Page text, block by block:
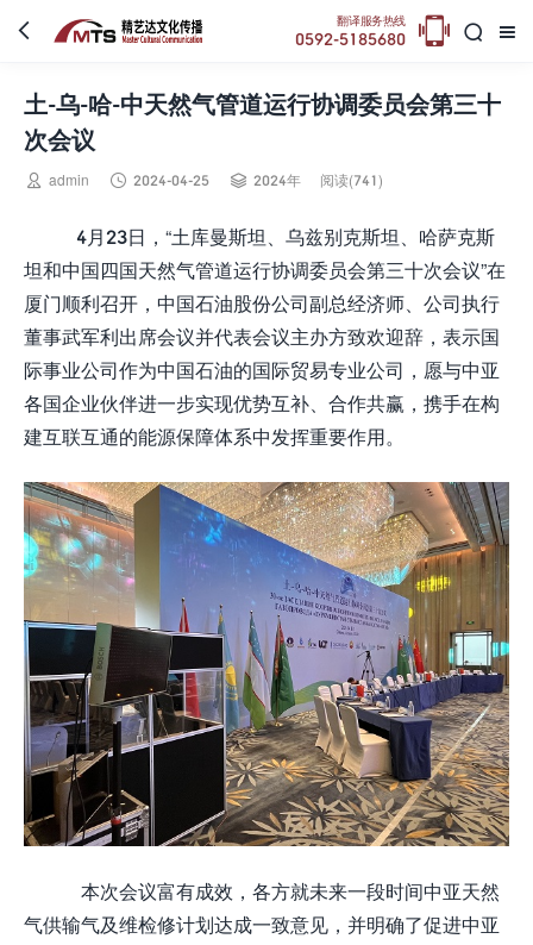
 

翻译服务热线
0592-5185680 
土-乌-哈-中天然气管道运行协调委员会第三十
次会议
 admin  2024-04-25  2024年 阅读(741)
4月23日，“土库曼斯坦、乌兹别克斯坦、哈萨克斯
坦和中国四国天然气管道运行协调委员会第三十次会议”在
厦门顺利召开，中国石油股份公司副总经济师、公司执行
董事武军利出席会议并代表会议主办方致欢迎辞，表示国
际事业公司作为中国石油的国际贸易专业公司，愿与中亚
各国企业伙伴进一步实现优势互补、合作共赢，携手在构
建互联互通的能源保障体系中发挥重要作用。
本次会议富有成效，各方就未来一段时间中亚天然
气供输气及维检修计划达成一致意见，并明确了促进中亚